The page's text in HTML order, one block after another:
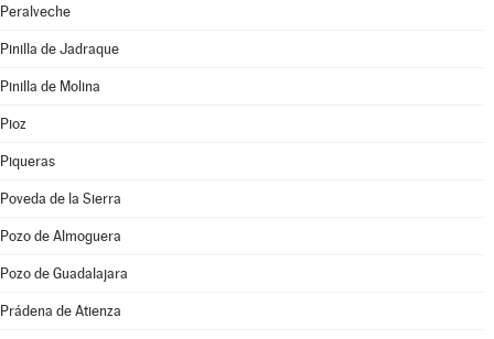
Peralveche
Pinilla de Jadraque
Pinilla de Molina
Pioz
Piqueras
Poveda de la Sierra
Pozo de Almoguera
Pozo de Guadalajara
Prádena de Atienza